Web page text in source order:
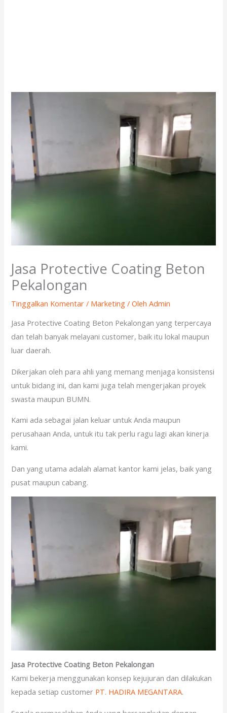
Jasa Protective Coating Beton
Pekalongan
Tinggalkan Komentar / Marketing / OlehAdmin
Jasa Protective Coating Beton Pekalongan yang terpercaya
dan telah banyak melayani customer, baik itu lokal maupun
luar daerah.
Dikerjakan oleh para ahli yang memang menjaga konsistensi
untuk bidang ini, dan kami juga telah mengerjakan proyek
swasta maupun BUMN.
Kami ada sebagai jalan keluar untuk Anda maupun
perusahaan Anda, untuk itu tak perlu ragu lagi akan kinerja
kami.
Dan yang utama adalah alamat kantor kami jelas, baik yang
pusat maupun cabang.
Jasa Protective Coating Beton Pekalongan
Kami bekerja menggunakan konsep kejujuran dan dilakukan
kepada setiap customer PT. HADIRA MEGANTARA.